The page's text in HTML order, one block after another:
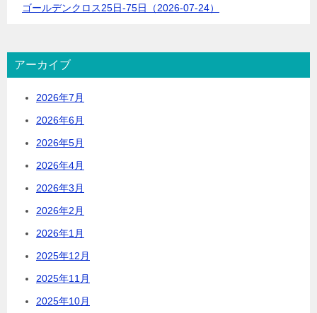
ゴールデンクロス25日-75日（2026-07-24）
アーカイブ
2026年7月
2026年6月
2026年5月
2026年4月
2026年3月
2026年2月
2026年1月
2025年12月
2025年11月
2025年10月